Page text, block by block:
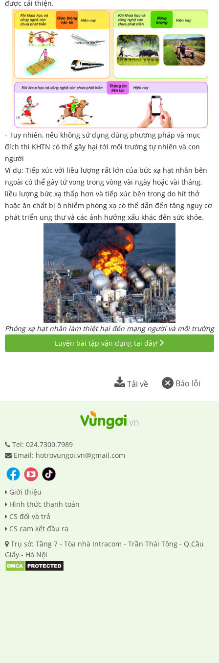
được cải thiện.
- Tuy nhiên, nếu không sử dụng đúng phương pháp và mục
đích thì KHTN có thể gây hại tới môi trường tự nhiên và con
người
Ví dụ: Tiếp xúc với liều lượng rất lớn của bức xạ hạt nhân bên
ngoài có thể gây tử vong trong vòng vài ngày hoặc vài tháng,
liều lượng bức xạ thấp hơn và tiếp xúc bên trong do hít thở
hoặc ăn chất bị ô nhiễm phóng xạ có thể dẫn đến tăng nguy cơ
phát triển ung thư và các ảnh hưởng xấu khác đến sức khỏe.
Phóng xạ hạt nhân làm thiệt hại đến mạng người và môi trường
Luyện bài tập vận dụng tại đây!
Báo lỗi
Tải về
Tel: 024.7300.7989
Email: hotrovungoi.vn@gmail.com
Giới thiệu
Hình thức thanh toán
CS đổi và trả
CS cam kết đầu ra
Trụ sở: Tầng 7 - Tòa nhà Intracom - Trần Thái Tông - Q.Cầu
Giấy - Hà Nội